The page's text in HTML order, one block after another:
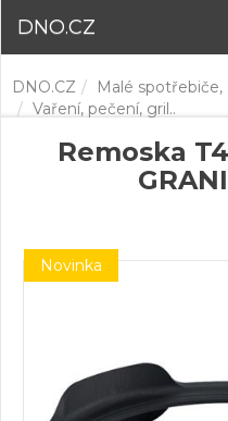
DNO.CZ
DNO.CZ
Malé
Vaření, pečení, gril..
Remoska
Novinka